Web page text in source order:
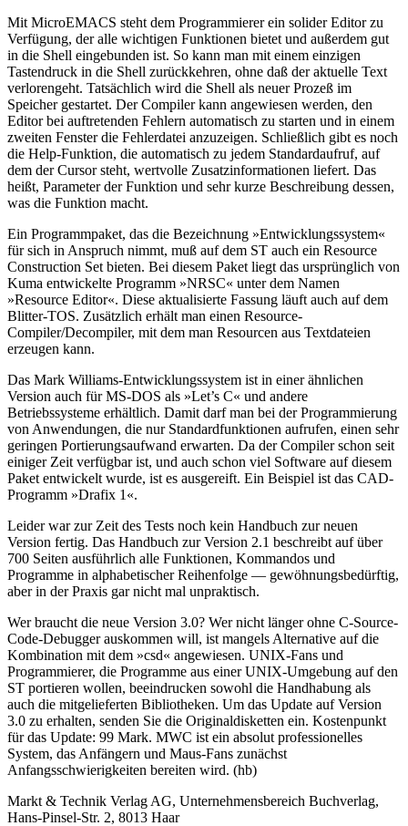
Mit MicroEMACS steht dem Programmierer ein solider Editor zu
Verfügung, der alle wichtigen Funktionen bietet und außerdem gut
in die Shell eingebunden ist. So kann man mit einem einzigen
Tastendruck in die Shell zurückkehren, ohne daß der aktuelle Text
verlorengeht. Tatsächlich wird die Shell als neuer Prozeß im
Speicher gestartet. Der Compiler kann angewiesen werden, den
Editor bei auftretenden Fehlern automatisch zu starten und in einem
zweiten Fenster die Fehlerdatei anzuzeigen. Schließlich gibt es noch
die Help-Funktion, die automatisch zu jedem Standardaufruf, auf
dem der Cursor steht, wertvolle Zusatzinformationen liefert. Das
heißt, Parameter der Funktion und sehr kurze Beschreibung dessen,
was die Funktion macht.
Ein Programmpaket, das die Bezeichnung »Entwicklungssystem«
für sich in Anspruch nimmt, muß auf dem ST auch ein Resource
Construction Set bieten. Bei diesem Paket liegt das ursprünglich von
Kuma entwickelte Programm »NRSC« unter dem Namen
»Resource Editor«. Diese aktualisierte Fassung läuft auch auf dem
Blitter-TOS. Zusätzlich erhält man einen Resource-
Compiler/Decompiler, mit dem man Resourcen aus Textdateien
erzeugen kann.
Das Mark Williams-Entwicklungssystem ist in einer ähnlichen
Version auch für MS-DOS als »Let’s C« und andere
Betriebssysteme erhältlich. Damit darf man bei der Programmierung
von Anwendungen, die nur Standardfunktionen aufrufen, einen sehr
geringen Portierungsaufwand erwarten. Da der Compiler schon seit
einiger Zeit verfügbar ist, und auch schon viel Software auf diesem
Paket entwickelt wurde, ist es ausgereift. Ein Beispiel ist das CAD-
Programm »Drafix 1«.
Leider war zur Zeit des Tests noch kein Handbuch zur neuen
Version fertig. Das Handbuch zur Version 2.1 beschreibt auf über
700 Seiten ausführlich alle Funktionen, Kommandos und
Programme in alphabetischer Reihenfolge — gewöhnungsbedürftig,
aber in der Praxis gar nicht mal unpraktisch.
Wer braucht die neue Version 3.0? Wer nicht länger ohne C-Source-
Code-Debugger auskommen will, ist mangels Alternative auf die
Kombination mit dem »csd« angewiesen. UNIX-Fans und
Programmierer, die Programme aus einer UNIX-Umgebung auf den
ST portieren wollen, beeindrucken sowohl die Handhabung als
auch die mitgelieferten Bibliotheken. Um das Update auf Version
3.0 zu erhalten, senden Sie die Originaldisketten ein. Kostenpunkt
für das Update: 99 Mark. MWC ist ein absolut professionelles
System, das Anfängern und Maus-Fans zunächst
Anfangsschwierigkeiten bereiten wird. (hb)
Markt & Technik Verlag AG, Unternehmensbereich Buchverlag,
Hans-Pinsel-Str. 2, 8013 Haar